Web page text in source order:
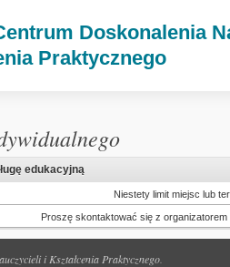
Doskonalenia
Praktycznego
edukacyjną
Niestety limit miejsc lub
Proszę skontaktować się z organizatorem
i Kształcenia Praktycznego